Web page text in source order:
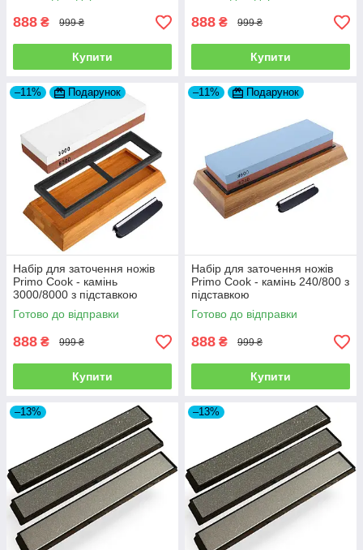
888 ₴ 999 ₴
Купити
888 ₴ 999 ₴
Купити
–11% Подарунок
Набір для заточення ножів
Primo Cook - камінь
3000/8000 з підставкою
Готово до відправки
888 ₴ 999 ₴
Купити
–11% Подарунок
Набір для заточення ножів
Primo Cook - камінь 240/800 з
підставкою
Готово до відправки
888 ₴ 999 ₴
Купити
–13% –13%